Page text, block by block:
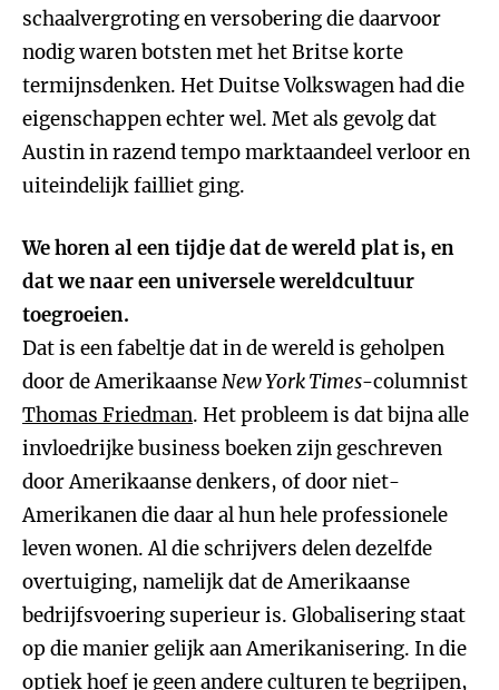
schaalvergroting en versobering die daarvoor
nodig waren botsten met het Britse korte
termijnsdenken. Het Duitse Volkswagen had die
eigenschappen echter wel. Met als gevolg dat
Austin in razend tempo marktaandeel verloor en
uiteindelijk failliet ging.
We horen al een tijdje dat de wereld plat is, en
dat we naar een universele wereldcultuur
toegroeien.
Dat is een fabeltje dat in de wereld is geholpen
door de AmerikaanseNew York Times-columnist
Thomas Friedman. Het probleem is dat bijna alle
invloedrijke business boeken zijn geschreven
door Amerikaanse denkers, of door niet-
Amerikanen die daar al hun hele professionele
leven wonen. Al die schrijvers delen dezelfde
overtuiging, namelijk dat de Amerikaanse
bedrijfsvoering superieur is. Globalisering staat
op die manier gelijk aan Amerikanisering. In die
optiek hoef je geen andere culturen te begrijpen,